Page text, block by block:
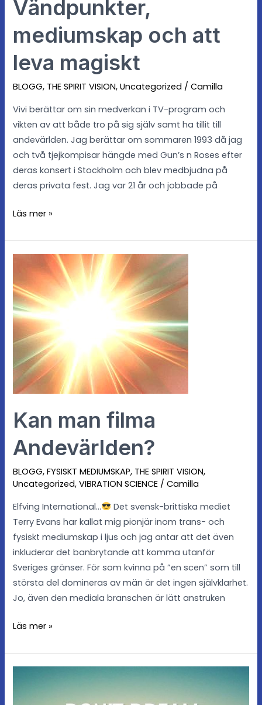
Vändpunkter,
mediumskap och att
leva magiskt
BLOGG, THE SPIRIT VISION,Uncategorized /Camilla
Vivi berättar om sin medverkan i TV-program och
vikten av att både tro på sig själv samt ha tillit till
andevärlden. Jag berättar om sommaren 1993 då jag
och två tjejkompisar hängde med Gun’s n Roses efter
deras konsert i Stockholm och blev medbjudna på
deras privata fest. Jag var 21 år och jobbade på
Läs mer »
Kan man filma
Andevärlden?
BLOGG,FYSISKT MEDIUMSKAP, THE SPIRIT VISION,
Uncategorized,VIBRATION SCIENCE /Camilla
Elfving International…
Det svensk-brittiska mediet
Terry Evans har kallat mig pionjär inom trans- och
fysiskt mediumskap i ljus och jag antar att det även
inkluderar det banbrytande att komma utanför
Sveriges gränser. För som kvinna på ”en scen” som till
största del domineras av män är det ingen självklarhet.
Jo, även den mediala branschen är lätt anstruken
filma
Andevärlden?
Läs mer »
Förverkliga